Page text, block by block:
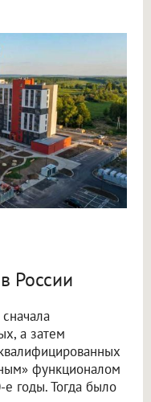
России
а затем
функционалом
годы. Тогда было